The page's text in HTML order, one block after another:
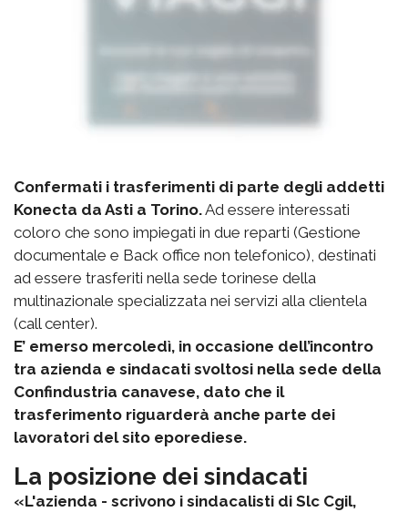
Confermati i trasferimenti di parte degli addetti
Konecta da Asti a Torino.Ad essere interessati
coloro che sono impiegati in due reparti (Gestione
documentale e Back office non telefonico), destinati
ad essere trasferiti nella sede torinese della
multinazionale specializzata nei servizi alla clientela
(call center).
E’ emerso mercoledì, in occasione dell’incontro
tra azienda e sindacati svoltosi nella sede della
Confindustria canavese, dato che il
trasferimento riguarderà anche parte dei
lavoratori del sito eporediese.
La posizione dei sindacati
«L'azienda - scrivono i sindacalisti di Slc Cgil,